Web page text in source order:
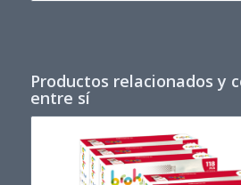
Productos relacionados y
entre sí